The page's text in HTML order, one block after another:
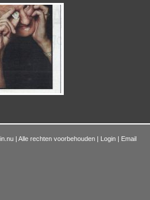
| Alle rechten voorbehouden | Login | Email